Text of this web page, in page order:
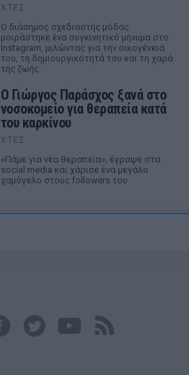
ΧΤΕΣ
Ο διάσημος σχεδιαστής μόδας
μοιράστηκε ένα συγκινητικό μήνυμα στο
Instagram, μιλώντας για την οικογένειά
του, τη δημιουργικότητά του και τη χαρά
της ζωής.
O Γιώργος Παράσχος ξανά στο
νοσοκομείο για θεραπεία κατά
του καρκίνου
ΧΤΕΣ
«Πάμε για νέα θεραπεία», έγραψε στα
social media και χάρισε ένα μεγάλο
χαμόγελο στους followers του